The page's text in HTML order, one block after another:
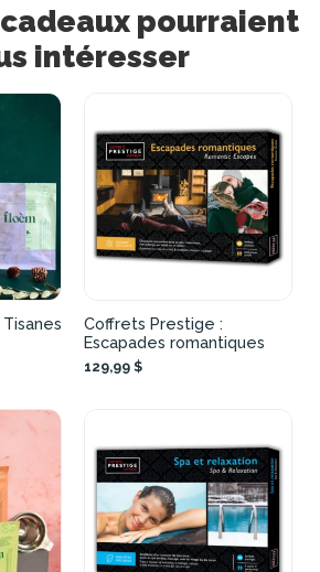
pourraient
intéresser
Coffrets Prestige :
Escapades romantiques
129,99 $